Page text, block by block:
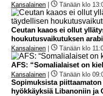
Kansalainen Tänään klo
Ceutan kaaos ei ollut
houkutusvaikutuksen
Kansalainen Tänään klo
AFS: “Somalialaiset on
Kansalainen Tänään klo
Sopimuksista
hyökkäyksiä Libanoniin ja